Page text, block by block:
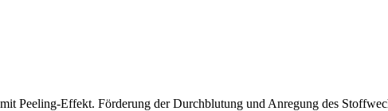
Peeling-Effekt. Förderung der Durchblutung und Anregung des